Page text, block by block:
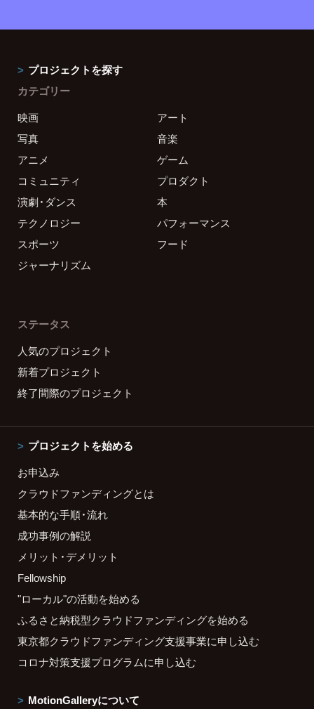
プロジェクトを探す
カテゴリー
映画
アート
写真
音楽
アニメ
ゲーム
コミュニティ
プロダクト
演劇・ダンス
本
テクノロジー
パフォーマンス
スポーツ
フード
ジャーナリズム
ステータス
人気のプロジェクト
新着プロジェクト
終了間際のプロジェクト
プロジェクトを始める
お申込み
クラウドファンディングとは
基本的な手順・流れ
成功事例の解説
メリット・デメリット
Fellowship
"ローカル"の活動を始める
ふるさと納税型クラウドファンディングを始める
東京都クラウドファンディング支援事業に申し込む
コロナ対策支援プログラムに申し込む
MotionGalleryについて